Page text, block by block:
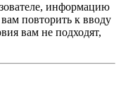
информацию
повторить к вводу
вам не подходят,